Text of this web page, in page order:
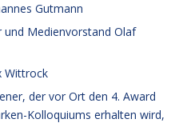
Gutmann
und Medienvorstand Olaf
Wittrock
der vor Ort den 4. Award
Kolloquiums erhalten wird,